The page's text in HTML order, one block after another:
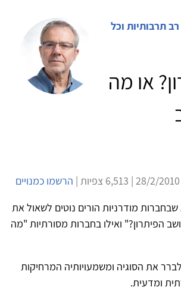
רב תרבותיות וכל
או מה
הרשמו כמנויים
מודרניות הורים נוטים לשאול את
הפיתרון?" ואילו בחברות מסורתיות "מה
את הסוגיה ומשמעויותיה המרחיקות
ומדעית.